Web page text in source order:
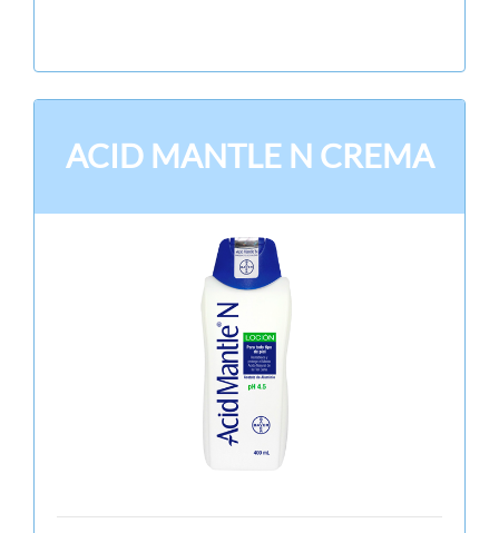
ACID MANTLE N CREMA